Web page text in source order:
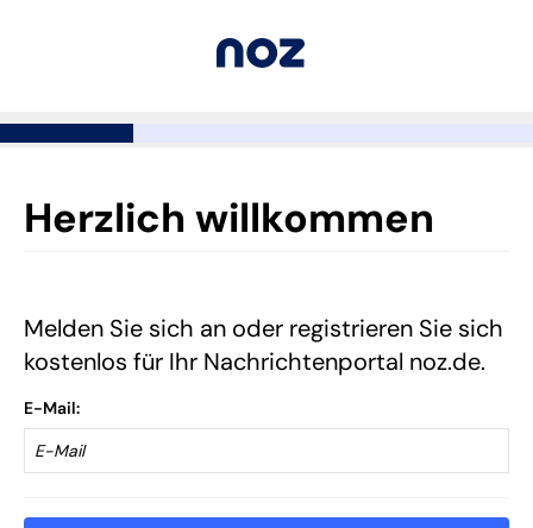
Herzlich willkommen
Melden Sie sich an oder registrieren Sie sich
kostenlos für Ihr Nachrichtenportal noz.de.
E-Mail